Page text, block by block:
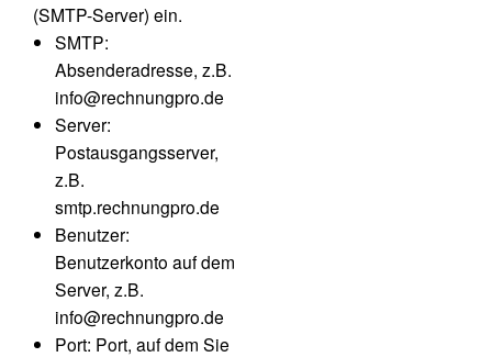
(SMTP-Server) ein.
SMTP:
Absenderadresse, z.B.
info@rechnungpro.de
Server:
Postausgangsserver,
z.B.
smtp.rechnungpro.de
Benutzer:
Benutzerkonto auf dem
Server, z.B.
info@rechnungpro.de
Port: Port, auf dem Sie